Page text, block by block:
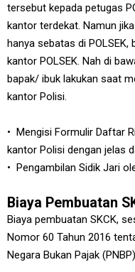
tersebut kepada petugas
kantor terdekat. Namun
hanya sebatas di
kantor POLSEK. Nah di
bapak/ ibuk lakukan saat
kantor Polisi.
• Mengisi Formulir Daftar
kantor Polisi dengan jelas
• Pengambilan Sidik Jari
Biaya Pembuatan
Biaya pembuatan SKCK,
Nomor 60 Tahun 2016
Negara Bukan Pajak